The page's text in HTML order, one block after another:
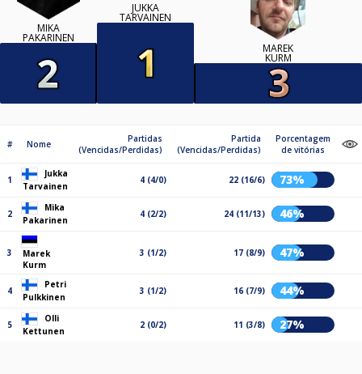
MIKA
PAKARINEN
JUKKA
TARVAINEN
MAREK
KURM
# Nome
Partidas
(Vencidas/Perdidas)
Partida
(Vencidas/Perdidas)
Porcentagem
de vitórias
1
Jukka
Tarvainen
4 (4/0) 22 (16/6) 73%
2
Mika
Pakarinen
4 (2/2) 24 (11/13) 46%
3
Marek
Kurm
3 (1/2) 17 (8/9) 47%
4
Petri
Pulkkinen
3 (1/2) 16 (7/9) 44%
5
Olli
Kettunen
2 (0/2) 11 (3/8) 27%